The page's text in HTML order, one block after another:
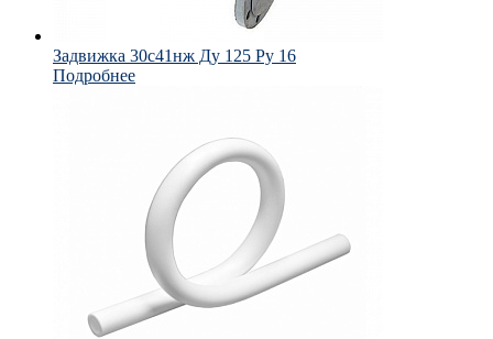
Задвижка 30с41нж Ду 125 Ру 16
Подробнее